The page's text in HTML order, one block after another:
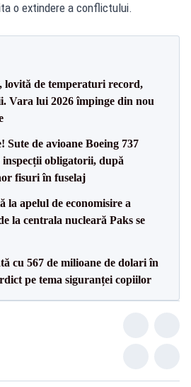
o extindere a conflictului.
lovită de temperaturi record,
Vara lui 2026 împinge din nou
Sute de avioane Boeing 737
obligatorii, după
fisuri în fuselaj
la apelul de economisire a
la centrala nucleară Paks se
cu 567 de milioane de dolari în
pe tema siguranței copiilor